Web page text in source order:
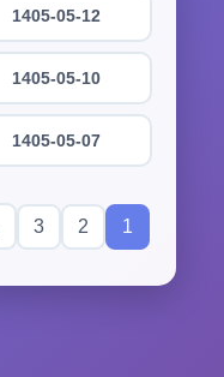
1405-05-12
1405-05-10
1405-05-07
1
2
3